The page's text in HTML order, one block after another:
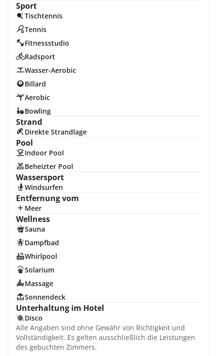
Sport
Tischtennis
Tennis
Fitnessstudio
Radsport
Wasser-Aerobic
Billard
Aerobic
Bowling
Strand
Direkte Strandlage
Pool
Indoor Pool
Beheizter Pool
Wassersport
Windsurfen
Entfernung vom
Meer
Wellness
Sauna
Dampfbad
Whirlpool
Solarium
Massage
Sonnendeck
Unterhaltung im Hotel
Disco
Alle Angaben sind ohne Gewähr von Richtigkeit und
Vollständigkeit. Es gelten ausschließlich die Leistungen
des gebuchten Zimmers.